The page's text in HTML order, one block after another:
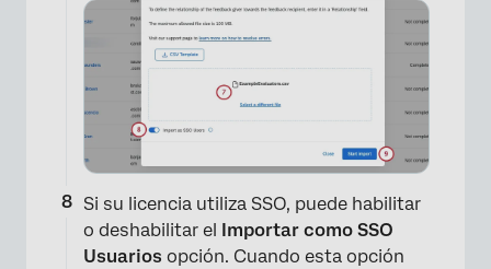
Si su licencia utiliza SSO, puede habilitar
o deshabilitar el Importar como SSO
Usuarios opción. Cuando esta opción